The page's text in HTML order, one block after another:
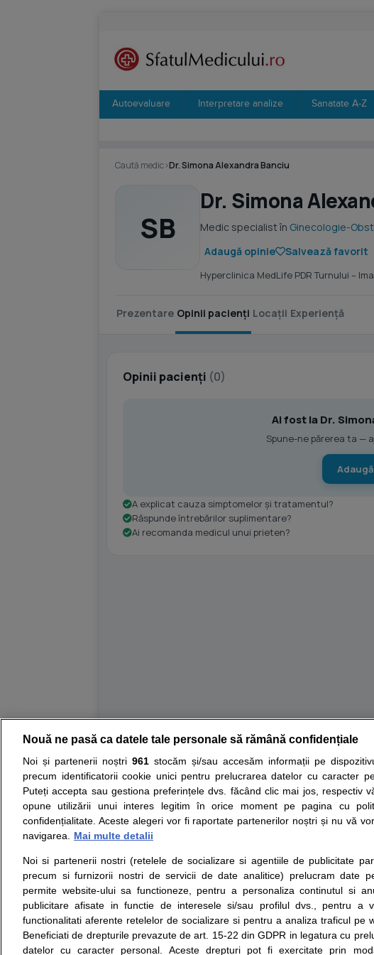
Autoevaluare Interpretare analize Sanatate A-Z
Caută medic›Dr. Simona Alexandra Banciu
SB
Dr. Simona
Medic specialist în Ginecologie-
Adaugă opinie
Salvează favorit
Hyperclinica MedLife PDR Turnului –
Prezentare Opinii pacienți Locații Experiență
Opinii pacienți (0)
Ai fost la Dr.
Spune-ne părerea ta —
A explicat cauza simptomelor și tratamentul?
Răspunde întrebărilor suplimentare?
Ai recomanda medicul unui prieten?
Resurse: Autoevaluare simptome Interpretare analize
Opiniile avizate ale medicilor, sfaturile si orice alte informatii
nici diagnosticul stabilit in urma investigatiilor si analizelor
ii punem la dispozitie pentru programare in sistemul de
Despre noi
Contact
Intrebari frecvente
Consultanti
medicali
Termeni si conditii
Politica de
confidentialitate
Politica de cookie
Modifica Setarile Cookie
ANPC
Info
Nouă ne pasă ca datele tale personale să rămână confidențiale
Noi și partenerii noștri 961stocăm și/sau accesăm informații pe
precum identificatorii cookie unici pentru prelucrarea datelor cu caracter
Puteți accepta sau gestiona preferințele dvs. făcând clic mai jos, respectiv
opune utilizării unui interes legitim în orice moment pe pagina cu
confidențialitate. Aceste alegeri vor fi raportate partenerilor noștri și nu vă
navigarea.
Mai multe detalii
Noi si partenerii nostri (retelele de socializare si agentiile de publicitate
precum si furnizorii nostri de servicii de date analitice) prelucram date
permite website-ului sa functioneze, pentru a personaliza continutul si
publicitare afisate in functie de interesele si/sau profilul dvs., pentru a
functionalitati aferente retelelor de socializare si pentru a analiza traficul pe
Beneficiati de drepturile prevazute de art. 15-22 din GDPR in legatura cu
datelor cu caracter personal. Aceste drepturi pot fi exercitate prin